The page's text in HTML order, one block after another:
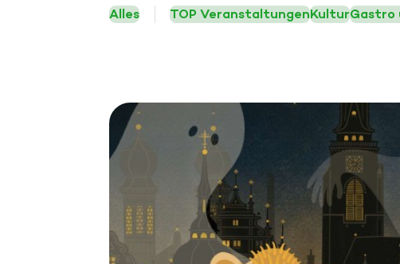
Alles TOP VeranstaltungenKulturGastro